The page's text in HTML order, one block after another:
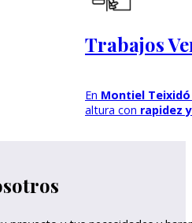
Trabajos
En Montiel Teixidó
altura con rapidez